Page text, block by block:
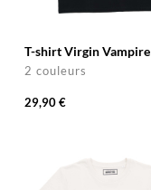
T-shirt Virgin Vampire
2 couleurs
29,90 €